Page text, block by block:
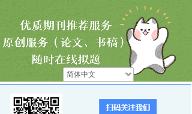
简体中文